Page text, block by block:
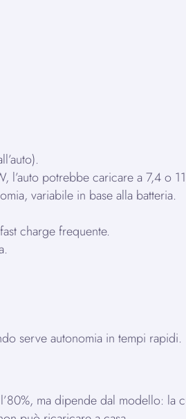
l’auto potrebbe caricare a 7,4 o
variabile in base alla batteria.
charge frequente.
serve autonomia in tempi rapidi.
ma dipende dal modello: la